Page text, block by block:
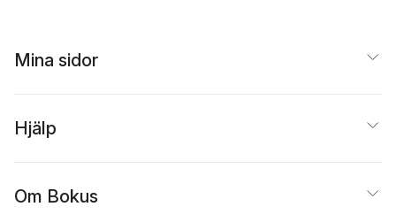
Mina sidor
Hjälp
Om Bokus